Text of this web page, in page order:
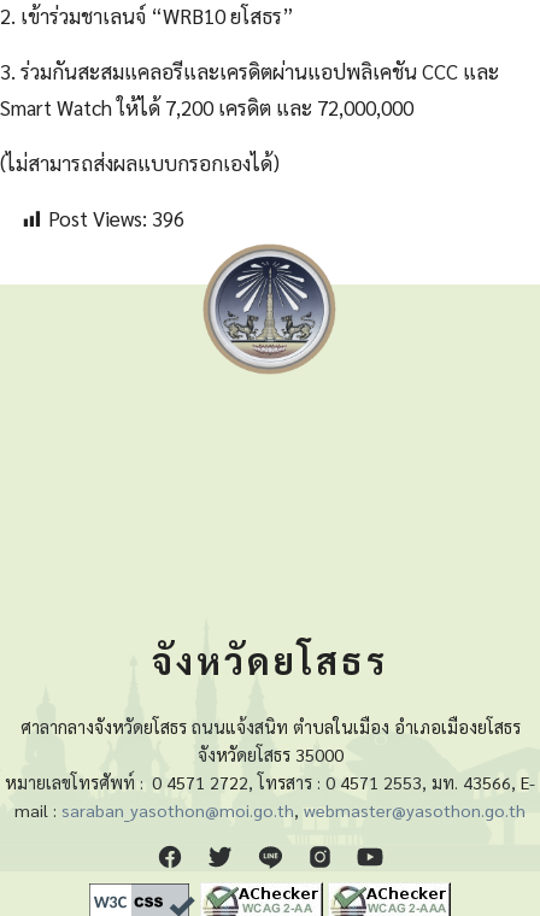
2. เข้าร่วมชาเลนจ์ “WRB10 ยโสธร”
3. ร่วมกันสะสมแคลอรีและเครดิตผ่านแอปพลิเคชัน CCC และ
Smart Watch ให้ได้ 7,200 เครดิต และ 72,000,000
(ไม่สามารถส่งผลแบบกรอกเองได้)
Post Views: 396
จังหวัดยโสธร
ศาลากลางจังหวัดยโสธร ถนนแจ้งสนิท ตำบลในเมือง อำเภอเมืองยโสธร
จังหวัดยโสธร 35000
หมายเลขโทรศัพท์ : 0 4571 2722, โทรสาร : 0 4571 2553, มท. 43566, E-
mail : saraban_yasothon@moi.go.th, webmaster@yasothon.go.th